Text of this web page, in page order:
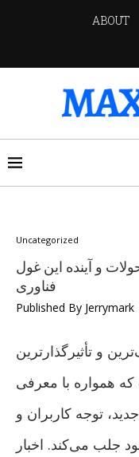
ABOUT
Uncategorized
و آینده این غول
فناوری
Published By Jerrymark
و تأثیرگذارترین
همواره با معرفی
توجه کاربران و
جلب می‌کند. اخبار